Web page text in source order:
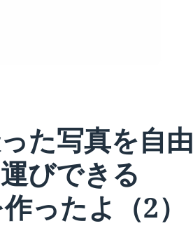
た写真を自由
びできる
ったよ（2）